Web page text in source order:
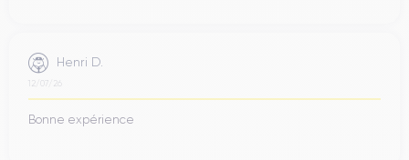
Henri D.
12/07/26
Bonne expérience